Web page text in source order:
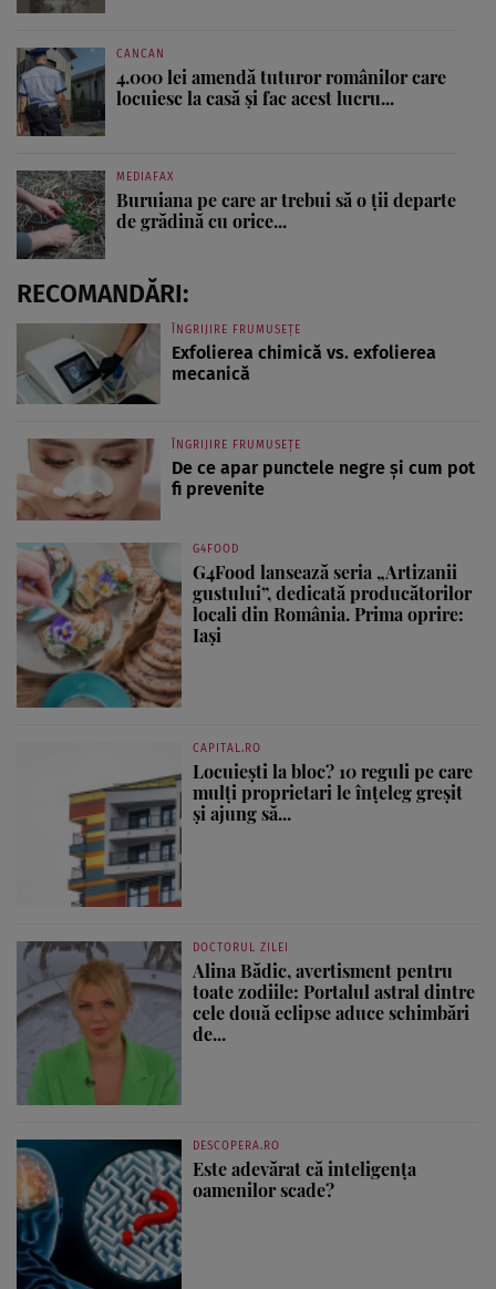
CANCAN
4.000 lei amendă tuturor românilor care
locuiesc la casă și fac acest lucru...
MEDIAFAX
Buruiana pe care ar trebui să o ții departe
de grădină cu orice...
RECOMANDĂRI:
ÎNGRIJIRE FRUMUSEȚE
Exfolierea chimică vs. exfolierea
mecanică
ÎNGRIJIRE FRUMUSEȚE
De ce apar punctele negre și cum pot
fi prevenite
G4FOOD
G4Food lansează seria „Artizanii
gustului”, dedicată producătorilor
locali din România. Prima oprire:
Iași
CAPITAL.RO
Locuiești la bloc? 10 reguli pe care
mulți proprietari le înțeleg greșit
și ajung să...
DOCTORUL ZILEI
Alina Bădic, avertisment pentru
toate zodiile: Portalul astral dintre
cele două eclipse aduce schimbări
de...
DESCOPERA.RO
Este adevărat că inteligența
oamenilor scade?